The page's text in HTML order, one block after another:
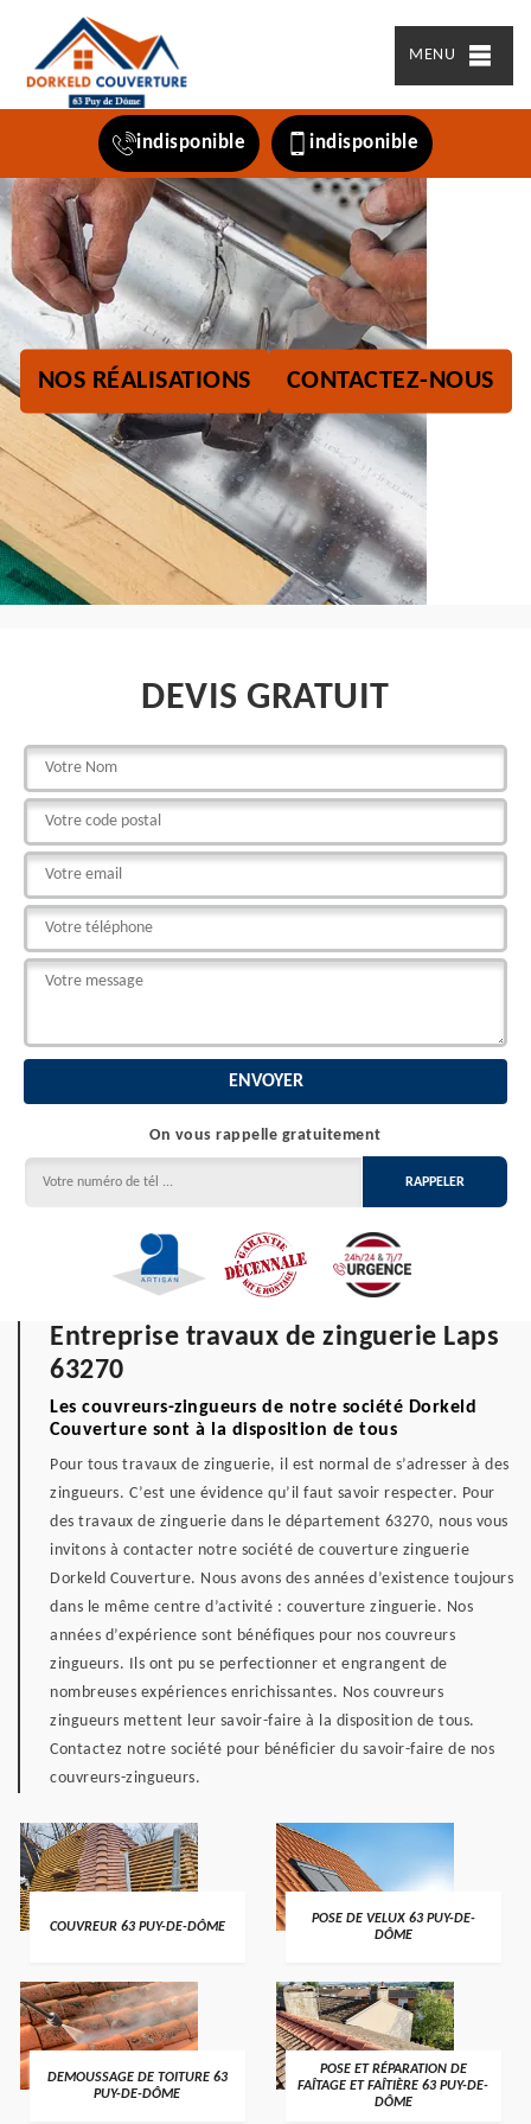
MENU
indisponible indisponible
NOS RÉALISATIONS CONTACTEZ-NOUS
DEVIS GRATUIT
On vous rappelle gratuitement
Entreprise travaux de zinguerie Laps
63270
Les couvreurs-zingueurs de notre société Dorkeld
Couverture sont à la disposition de tous
Pour tous travaux de zinguerie, il est normal de s’adresser à des
zingueurs. C’est une évidence qu’il faut savoir respecter. Pour
des travaux de zinguerie dans le département 63270, nous vous
invitons à contacter notre société de couverture zinguerie
Dorkeld Couverture. Nous avons des années d’existence toujours
dans le même centre d’activité : couverture zinguerie. Nos
années d’expérience sont bénéfiques pour nos couvreurs
zingueurs. Ils ont pu se perfectionner et engrangent de
nombreuses expériences enrichissantes. Nos couvreurs
zingueurs mettent leur savoir-faire à la disposition de tous.
Contactez notre société pour bénéficier du savoir-faire de nos
couvreurs-zingueurs.
COUVREUR 63 PUY-DE-DÔME
POSE DE VELUX 63 PUY-DE-
DÔME
DEMOUSSAGE DE TOITURE 63
PUY-DE-DÔME
POSE ET RÉPARATION DE
FAÎTAGE ET FAÎTIÈRE 63 PUY-DE-
DÔME